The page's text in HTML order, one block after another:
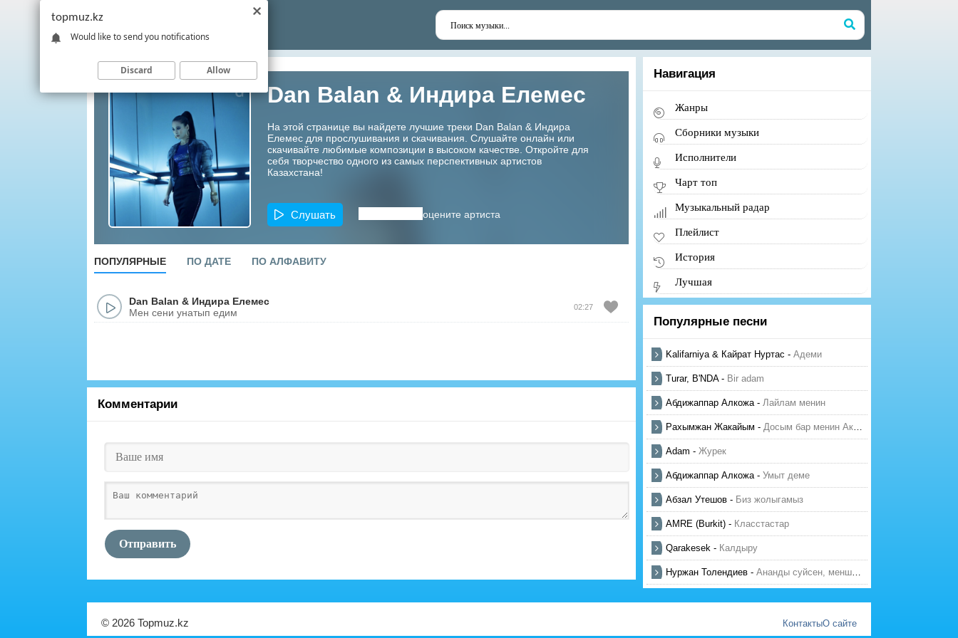
Dan Balan & Индира Елемес
На этой странице вы найдете лучшие треки Dan Balan & Индира
Елемес для прослушивания и скачивания. Слушайте онлайн или
скачивайте любимые композиции в высоком качестве. Откройте для
себя творчество одного из самых перспективных артистов
Казахстана!
Слушать оцените артиста
ПОПУЛЯРНЫЕ ПО ДАТЕ ПО АЛФАВИТУ
Dan Balan & Индира Елемес
Мен сени унатып едим
02:27
Комментарии
Отправить
Навигация
Жанры
Сборники музыки
Исполнители
Чарт топ
Музыкальный радар
Плейлист
История
Лучшая
Популярные песни
Kalifarniya & Кайрат Нуртас - Адеми
Turar, B'NDA- Bir adam
Абдижаппар Алкожа- Лайлам менин
Рахымжан Жакайым - Досым бар менин Актауда
Adam - Журек
Абдижаппар Алкожа- Умыт деме
Абзал Утешов - Биз жолыгамыз
AMRE (Burkit) - Класстастар
Qarakesek - Калдыру
Нуржан Толендиев - Ананды суйсен, менше суй
© 2026 Topmuz.kz КонтактыО сайте
topmuz.kz
Would like to send you notifications
Discard Allow